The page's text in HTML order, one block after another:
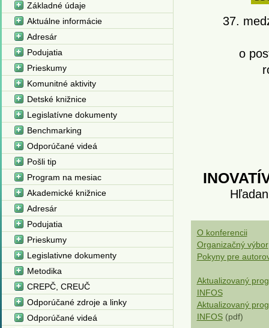
37.
o
O konferencii
Organizačný výbor
Pokyny pre
Aktualizovaný
INFOS
Aktualizovaný
INFOS(pdf)
Základné údaje
Aktuálne informácie
Adresár
Podujatia
Prieskumy
Komunitné aktivity
Detské knižnice
Legislatívne dokumenty
Benchmarking
Odporúčané videá
Pošli tip
Program na mesiac
Akademické knižnice
Adresár
Podujatia
Prieskumy
Legislativne dokumenty
Metodika
CREPČ, CREUČ
Odporúčané zdroje a linky
Odporúčané videá